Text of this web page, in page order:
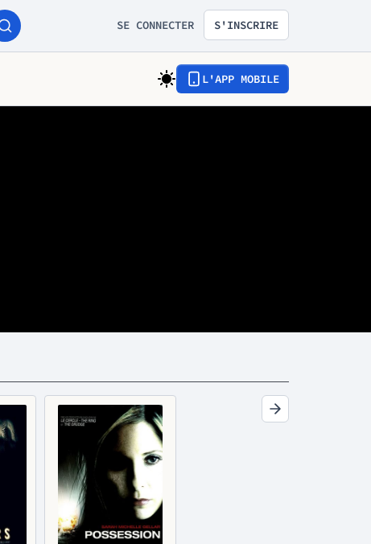
SE CONNECTER S'INSCRIRE
L'APP MOBILE